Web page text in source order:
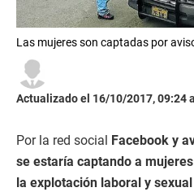
Las mujeres son captadas por
Actualizado el 16/10/2017, 09:24
Por la red social Facebook y
se estaría captando a
la explotación laboral y